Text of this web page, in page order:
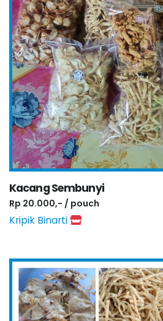
Kacang Sembunyi
Rp 20.000,- / pouch
Kripik Binarti